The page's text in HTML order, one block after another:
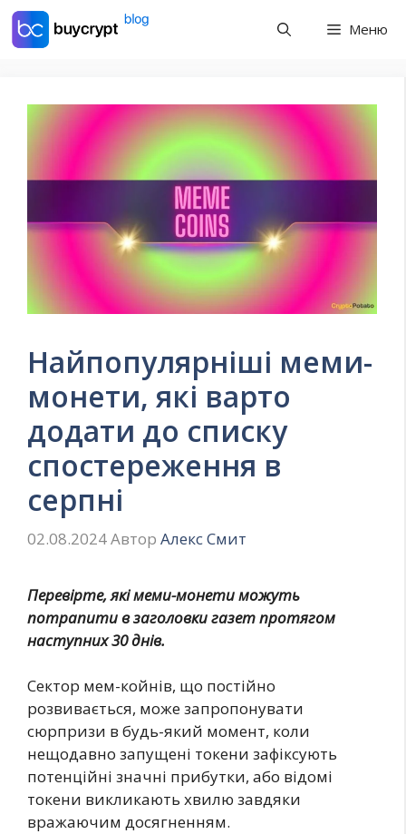
Перейти
до
Меню
Найпопулярніші меми-
монети, які варто
додати до списку
спостереження в
серпні
02.08.2024Автор Алекс Смит
Перевірте, які меми-монети можуть
потрапити в заголовки газет протягом
наступних 30 днів.
Сектор мем-койнів, що постійно
розвивається, може запропонувати
сюрпризи в будь-який момент, коли
нещодавно запущені токени зафіксують
потенційні значні прибутки, або відомі
токени викликають хвилю завдяки
вражаючим досягненням.